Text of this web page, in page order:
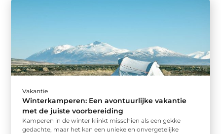
Vakantie
Winterkamperen: Een avontuurlijke vakantie
met de juiste voorbereiding
Kamperen in de winter klinkt misschien als een gekke
gedachte, maar het kan een unieke en onvergetelijke